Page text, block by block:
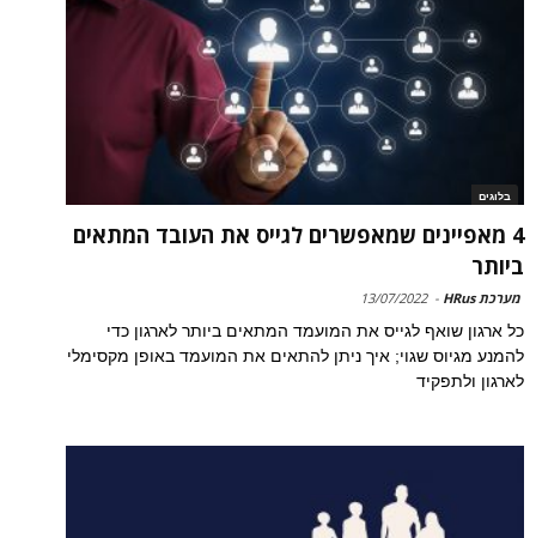
בלוגים
4 מאפיינים שמאפשרים לגייס את העובד המתאים
ביותר
מערכת HRus -
13/07/2022
כל ארגון שואף לגייס את המועמד המתאים ביותר לארגון כדי
להמנע מגיוס שגוי; איך ניתן להתאים את המועמד באופן מקסימלי
לארגון ולתפקיד